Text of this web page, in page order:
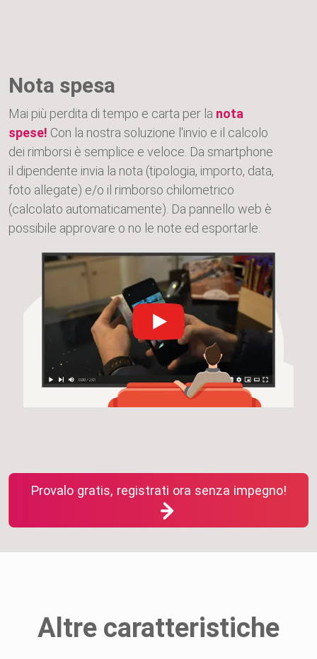
Nota spesa
Mai più perdita di tempo e carta per la nota
spese! Con la nostra soluzione l'invio e il calcolo
dei rimborsi è semplice e veloce. Da smartphone
il dipendente invia la nota (tipologia, importo, data,
foto allegate) e/o il rimborso chilometrico
(calcolato automaticamente). Da pannello web è
possibile approvare o no le note ed esportarle.
Provalo gratis, registrati ora senza impegno!
Altre caratteristiche